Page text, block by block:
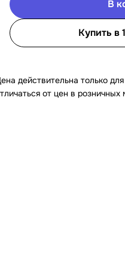
В
Купить в
действительна только
от цен в розничных